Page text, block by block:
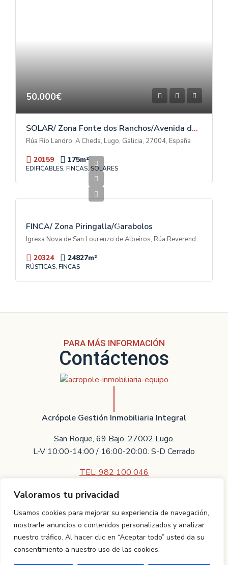
Valoramos tu privacidad
Usamos cookies para mejorar su experiencia de navegación,
mostrarle anuncios o contenidos personalizados y analizar
nuestro tráfico. Al hacer clic en “Aceptar todo” usted da su
consentimiento a nuestro uso de las cookies.
50.000€
SOLAR/ Zona Fonte dos Ranchos/Avenida das Américas
Rúa Río Landro, A Cheda, Lugo, Galicia, 27004, España
20159 175m²
EDIFICABLES, FINCAS, SOLARES
T
A
FINCA/ Zona Piringalla/Garabolos
Igrexa Nova de San Lourenzo de Albeiros, Rúa Reverendo Don Luis Soto Camino, Garabolos, A Piringalla, Lugo, Galicia, 27003, España
20324 24827m²
RÚSTICAS, FINCAS
PARA MÁS INFORMACIÓN
Contáctenos
Acrópole Gestión Inmobiliaria Integral
San Roque, 69 Bajo. 27002 Lugo.
L-V 10:00-14:00 / 16:00-20:00. S-D Cerrado
TEL: 982 100 046
Contáctenos
Villarreal Asesores Técnicos Inmobiliarios S.L.U.
Proyecto realizado por
TCI Galicia. Aviso legal